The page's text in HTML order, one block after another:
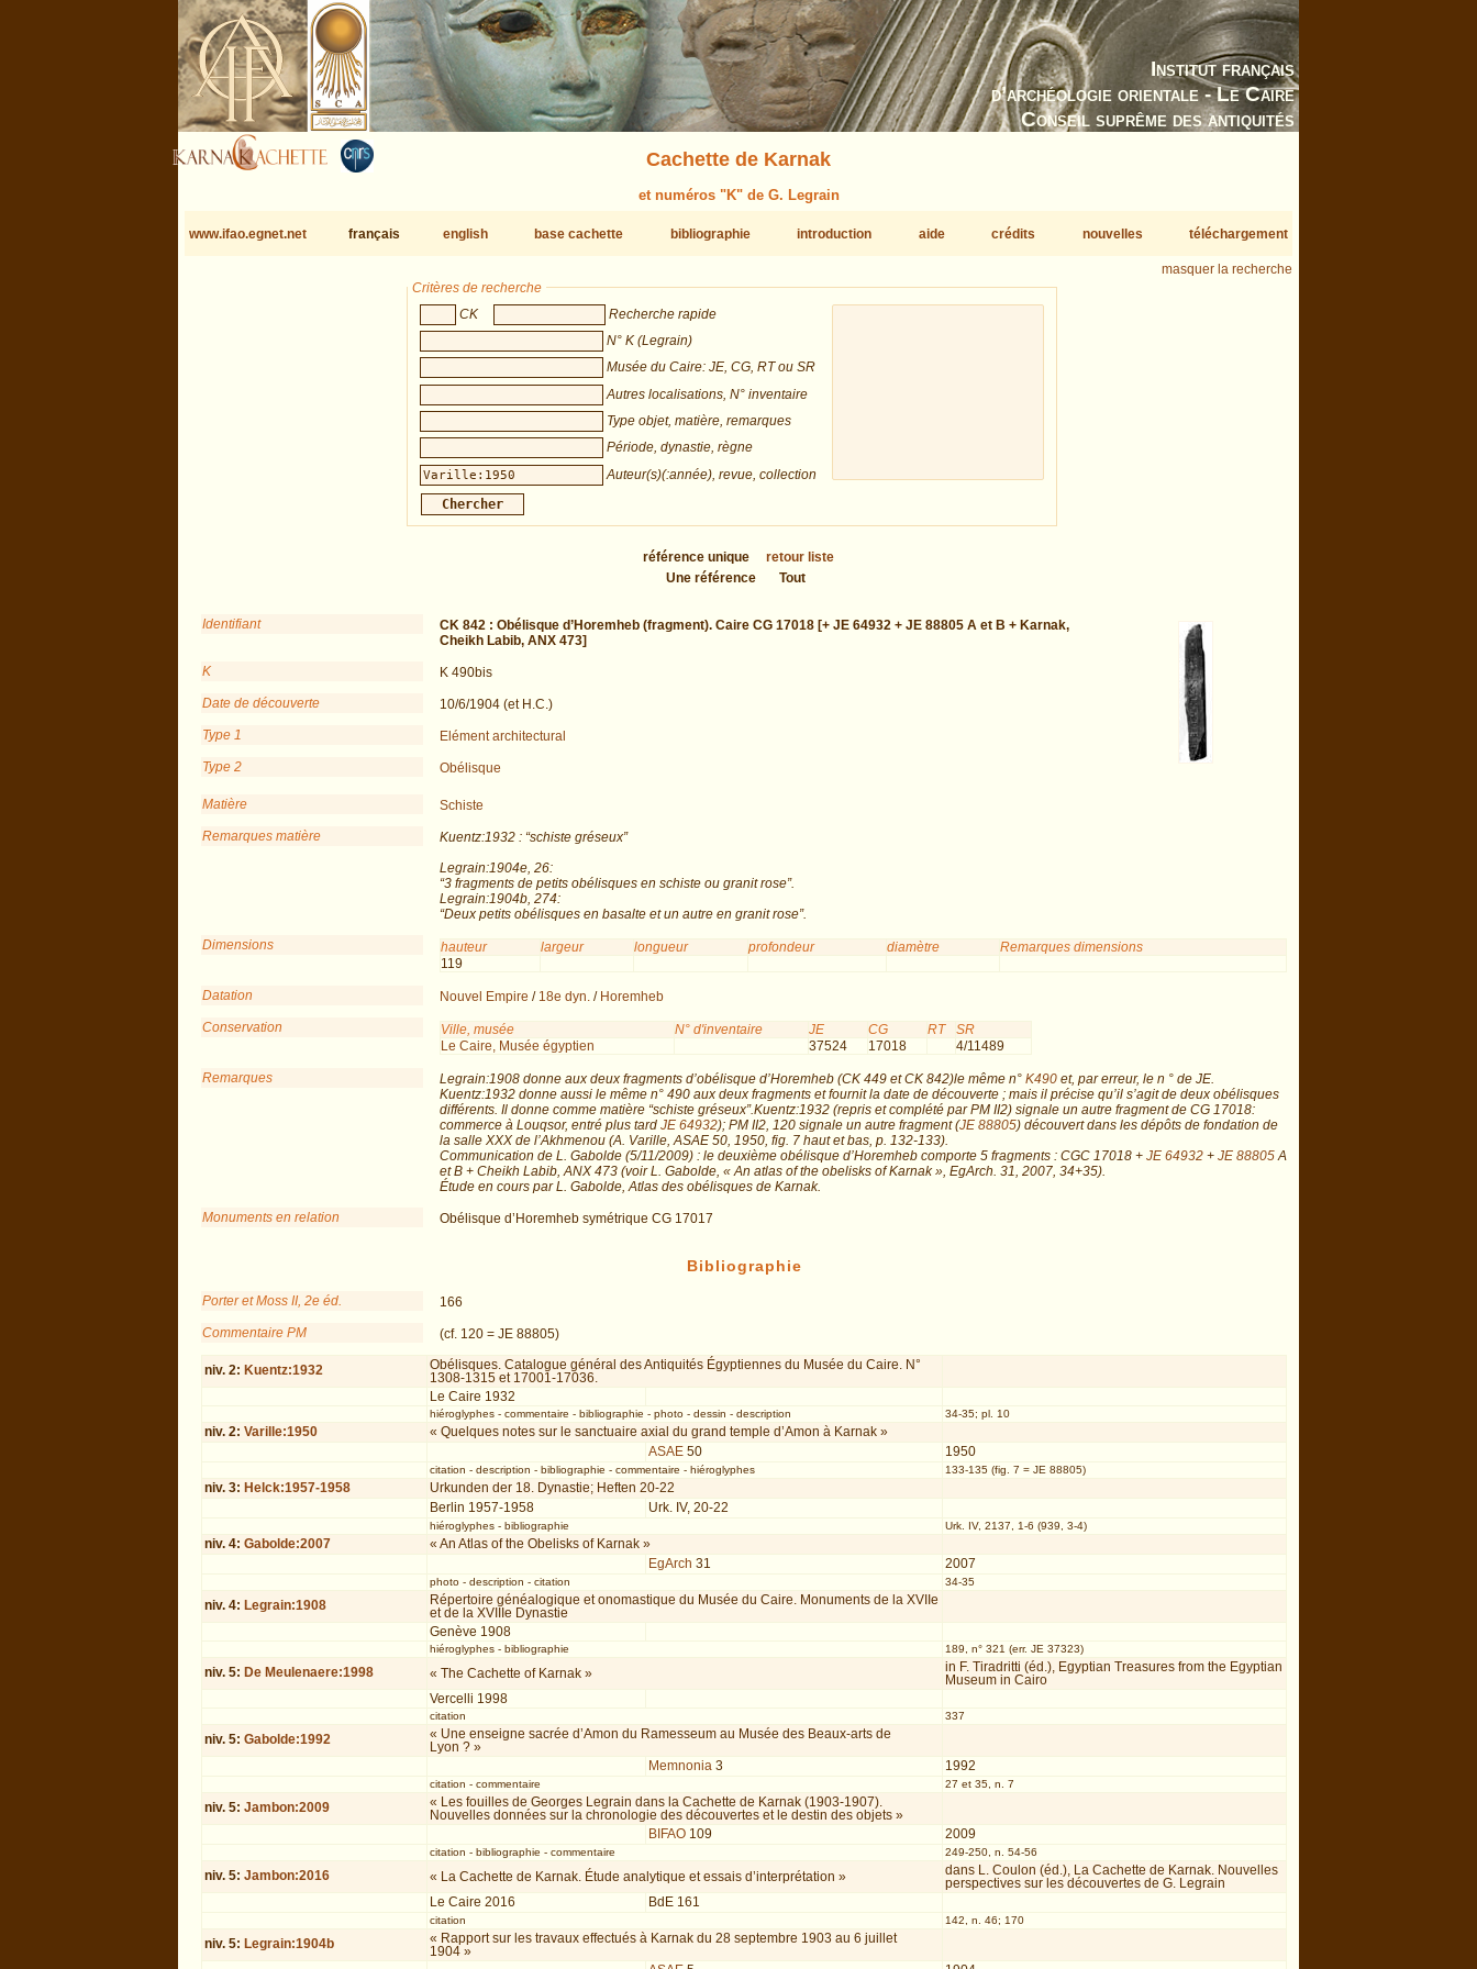
Institut français
d’archéologie orientale - Le Caire
Conseil suprême des antiquités
Cachette de Karnak
et numéros "K" de G. Legrain
www.ifao.egnet.net français english base cachette bibliographie introduction aide crédits nouvelles téléchargement
masquer la recherche
Critères de recherche
CK
Recherche rapide
N° K (Legrain)
Musée du Caire: JE, CG, RT ou SR
Autres localisations, N° inventaire
Type objet, matière, remarques
Période, dynastie, règne
Auteur(s)(:année), revue, collection
référence unique
retour liste
Une référence
Tout
Identifiant CK 842 : Obélisque d’Horemheb (fragment). Caire CG 17018 [+ JE 64932 + JE 88805 A et B + Karnak,
Cheikh Labib, ANX 473]
K
K 490bis
Date de découverte
10/6/1904 (et H.C.)
Type 1
Elément architectural
Type 2
Obélisque
Matière
Schiste
Remarques matière
Kuentz:1932 : “schiste gréseux”
Legrain:1904e, 26:
“3 fragments de petits obélisques en schiste ou granit rose”.
Legrain:1904b, 274:
“Deux petits obélisques en basalte et un autre en granit rose”.
Dimensions
hauteur largeur longueur profondeur diamètre
Remarques dimensions
119
Datation Nouvel Empire / 18e dyn. / Horemheb
Conservation
Ville, musée N° d'inventaire JE CG RT
SR
Le Caire, Musée égyptien
37524 17018 4/11489
Remarques Legrain:1908 donne aux deux fragments d’obélisque d’Horemheb (CK 449 et CK 842)le même n° K490et, par erreur, le n ° de JE.
Kuentz:1932 donne aussi le même n° 490 aux deux fragments et fournit la date de découverte ; mais il précise qu’il s’agit de deux obélisques
différents. Il donne comme matière “schiste gréseux”.Kuentz:1932 (repris et complété par PM II2) signale un autre fragment de CG 17018:
commerce à Louqsor, entré plus tard JE 64932); PM II2, 120 signale un autre fragment (JE 88805) découvert dans les dépôts de fondation de
la salle XXX de l’Akhmenou (A. Varille, ASAE 50, 1950, fig. 7 haut et bas, p. 132-133).
Communication de L. Gabolde (5/11/2009) : le deuxième obélisque d’Horemheb comporte 5 fragments : CGC 17018 + JE 64932+ JE 88805A
et B + Cheikh Labib, ANX 473 (voir L. Gabolde, « An atlas of the obelisks of Karnak », EgArch. 31, 2007, 34+35).
Étude en cours par L. Gabolde, Atlas des obélisques de Karnak.
Monuments en relation
Obélisque d’Horemheb symétrique CG 17017
Bibliographie
Porter et Moss II, 2e éd.
166
Commentaire PM
(cf. 120 = JE 88805)
niv. 2: Kuentz:1932
Obélisques. Catalogue général des Antiquités Égyptiennes du Musée du Caire. N°
1308-1315 et 17001-17036.
Le Caire 1932
hiéroglyphes- commentaire - bibliographie - photo- dessin - description 34-35; pl. 10
niv. 2:Varille:1950
« Quelques notes sur le sanctuaire axial du grand temple d’Amon à Karnak »
ASAE 50 1950
citation - description - bibliographie - commentaire - hiéroglyphes 133-135 (fig. 7 = JE 88805)
niv. 3: Helck:1957-1958
Urkunden der 18. Dynastie; Heften 20-22
Berlin 1957-1958
Urk. IV, 20-22
hiéroglyphes- bibliographie Urk. IV, 2137, 1-6 (939, 3-4)
niv. 4:Gabolde:2007
« An Atlas of the Obelisks of Karnak »
EgArch 31 2007
photo- description - citation 34-35
niv. 4: Legrain:1908
Répertoire généalogique et onomastique du Musée du Caire. Monuments de la XVIIe
et de la XVIIIe Dynastie
Genève 1908
hiéroglyphes- bibliographie 189, n° 321 (err. JE 37323)
niv. 5: De Meulenaere:1998 « The Cachette of Karnak »
in F. Tiradritti (éd.), Egyptian Treasures from the Egyptian
Museum in Cairo
Vercelli 1998
citation 337
niv. 5:Gabolde:1992
« Une enseigne sacrée d’Amon du Ramesseum au Musée des Beaux-arts de
Lyon ? »
Memnonia 3 1992
citation - commentaire 27 et 35, n. 7
niv. 5:Jambon:2009
« Les fouilles de Georges Legrain dans la Cachette de Karnak (1903-1907).
Nouvelles données sur la chronologie des découvertes et le destin des objets »
BIFAO 109 2009
citation - bibliographie - commentaire 249-250, n. 54-56
niv. 5:Jambon:2016 « La Cachette de Karnak. Étude analytique et essais d’interprétation »
dans L. Coulon (éd.), La Cachette de Karnak. Nouvelles
perspectives sur les découvertes de G. Legrain
Le Caire 2016
BdE 161
citation 142, n. 46; 170
niv. 5: Legrain:1904b
« Rapport sur les travaux effectués à Karnak du 28 septembre 1903 au 6 juillet
1904 »